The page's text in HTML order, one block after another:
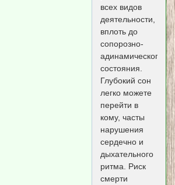
всех видов
деятельности,
вплоть до
сопорозно-
адинамического
состояния.
Глубокий сон
легко можете
перейти в
кому, часты
нарушения
сердечно и
дыхательного
ритма. Риск
смерти